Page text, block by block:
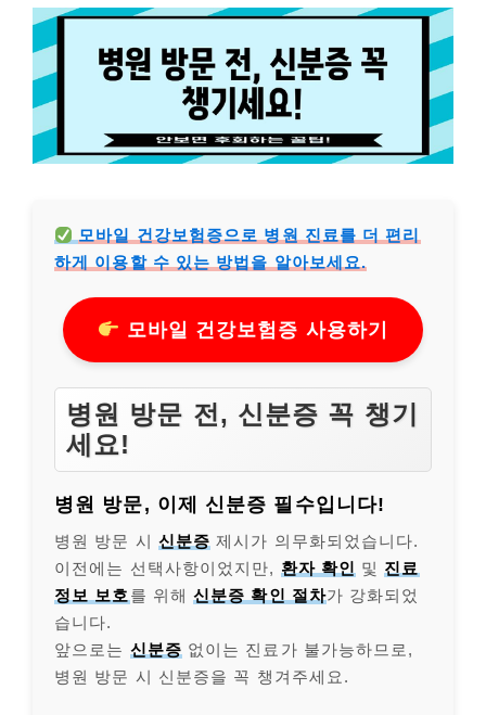
모바일 건강보험증으로 병원 진료를 더 편리
하게 이용할 수 있는 방법을 알아보세요.
모바일 건강보험증 사용하기
병원 방문 전, 신분증 꼭 챙기
세요!
병원 방문, 이제 신분증 필수입니다!
병원 방문 시 신분증 제시가 의무화되었습니다.
이전에는 선택사항이었지만, 환자 확인 및 진료
정보 보호 를 위해 신분증 확인 절차가 강화되었
습니다.
앞으로는 신분증 없이는 진료가 불가능하므로,
병원 방문 시 신분증을 꼭 챙겨주세요.